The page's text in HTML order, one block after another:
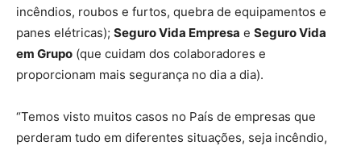
incêndios, roubos e furtos, quebra de equipamentos e
panes elétricas); Seguro Vida Empresa e Seguro Vida
em Grupo (que cuidam dos colaboradores e
proporcionam mais segurança no dia a dia).
“Temos visto muitos casos no País de empresas que
perderam tudo em diferentes situações, seja incêndio,